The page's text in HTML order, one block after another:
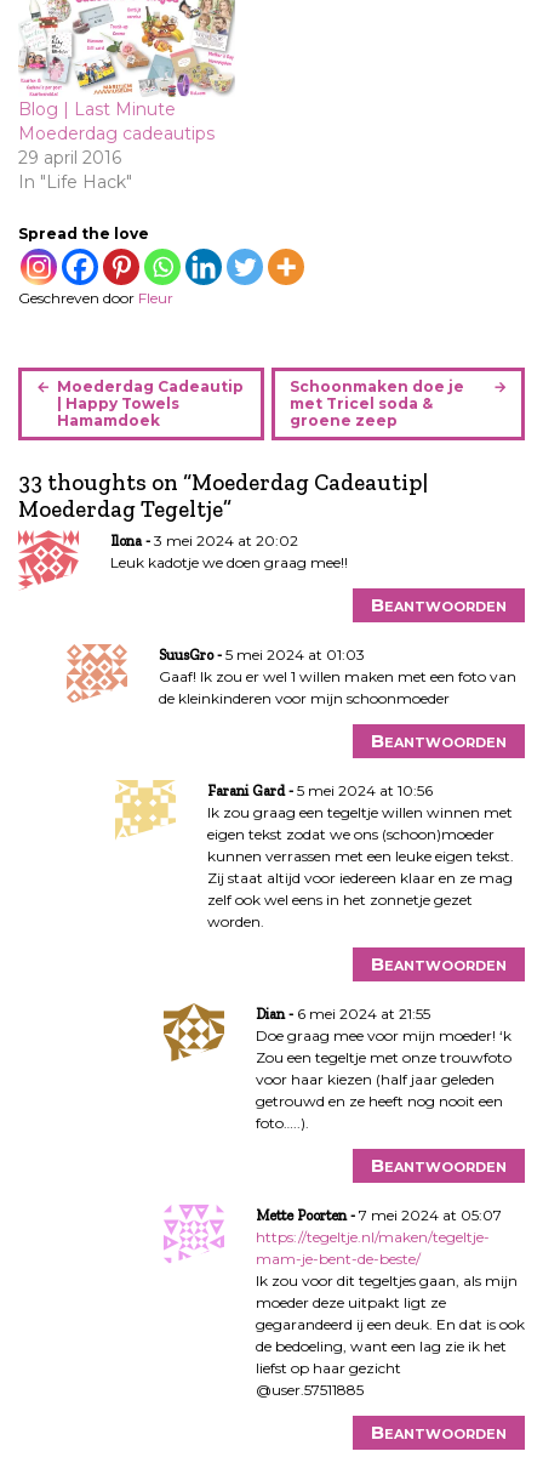
Blog | Last Minute
Moederdag cadeautips
29 april 2016
In "Life Hack"
Spread the love
Geschreven door Fleur
B
r
c
h
t
n
a
Moederdag Cadeautip
| Happy Towels
Hamamdoek
Schoonmaken doe je
met Tricel soda &
groene zeep
33 thoughts on “Moederdag Cadeautip|
Moederdag Tegeltje”
Ilona
3 mei 2024 at 20:02
Leuk kadotje we doen graag mee!!
Beantwoorden
SuusGro
5 mei 2024 at 01:03
Gaaf! Ik zou er wel 1 willen maken met een foto van
de kleinkinderen voor mijn schoonmoeder
Beantwoorden
Farani Gard
5 mei 2024 at 10:56
Ik zou graag een tegeltje willen winnen met
eigen tekst zodat we ons (schoon)moeder
kunnen verrassen met een leuke eigen tekst.
Zij staat altijd voor iedereen klaar en ze mag
zelf ook wel eens in het zonnetje gezet
worden.
Beantwoorden
Dian
6 mei 2024 at 21:55
Doe graag mee voor mijn moeder! ‘k
Zou een tegeltje met onze trouwfoto
voor haar kiezen (half jaar geleden
getrouwd en ze heeft nog nooit een
foto…..).
Beantwoorden
Mette Poorten
7 mei 2024 at 05:07
https://tegeltje.nl/maken/tegeltje-
mam-je-bent-de-beste/
Ik zou voor dit tegeltjes gaan, als mijn
moeder deze uitpakt ligt ze
gegarandeerd ij een deuk. En dat is ook
de bedoeling, want een lag zie ik het
liefst op haar gezicht
@user.57511885
Beantwoorden